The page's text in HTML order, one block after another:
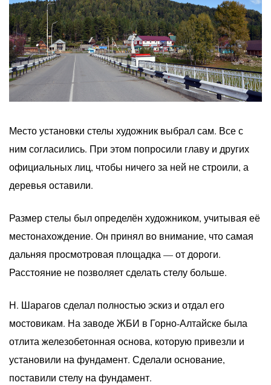
Место установки стелы художник выбрал сам. Все с
ним согласились. При этом попросили главу и других
официальных лиц, чтобы ничего за ней не строили, а
деревья оставили.
Размер стелы был определён художником, учитывая её
местонахождение. Он принял во внимание, что самая
дальняя просмотровая площадка — от дороги.
Расстояние не позволяет сделать стелу больше.
Н. Шарагов сделал полностью эскиз и отдал его
мостовикам. На заводе ЖБИ в Горно-Алтайске была
отлита железобетонная основа, которую привезли и
установили на фундамент. Сделали основание,
поставили стелу на фундамент.